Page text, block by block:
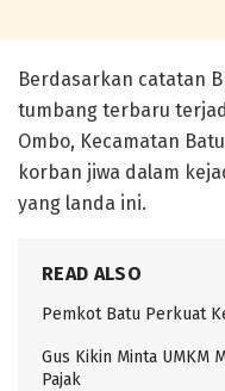
Berdasarkan catatan
tumbang terbaru
Ombo, Kecamatan
korban jiwa dalam
yang landa ini.
READ ALSO
Pemkot Batu Perkuat
Gus Kikin Minta UMKM
Pajak